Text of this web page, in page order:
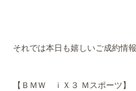
それでは本日も嬉しいご成約情
【ＢＭＷ ｉＸ３ Ｍスポーツ】